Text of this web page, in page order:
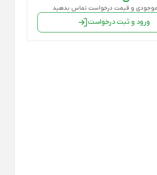
موجودی و قیمت درخواست تماس بدهید
ورود و ثبت درخواست